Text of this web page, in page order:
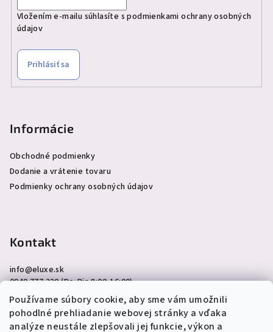
Používame súbory cookie, aby sme vám umožnili
pohodlné prehliadanie webovej stránky a vďaka
analýze neustále zlepšovali jej funkcie, výkon a
Vložením e-mailu súhlasíte spodmienkami ochrany osobných
údajov
Prihlásiť sa
Informácie
Obchodné podmienky
Dodanie a vrátenie tovaru
Podmienky ochrany osobných údajov
Kontakt
info@eluxe.sk
0940 777 230 (Po-Pia 8:00-16:00)